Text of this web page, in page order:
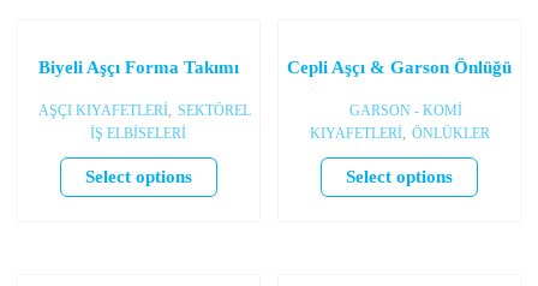
Biyeli Aşçı Forma Takımı
AŞÇI KIYAFETLERİ, SEKTÖREL
İŞ ELBİSELERİ
Select options
Cepli Aşçı & Garson Önlüğü
GARSON - KOMİ
KIYAFETLERİ, ÖNLÜKLER
Select options